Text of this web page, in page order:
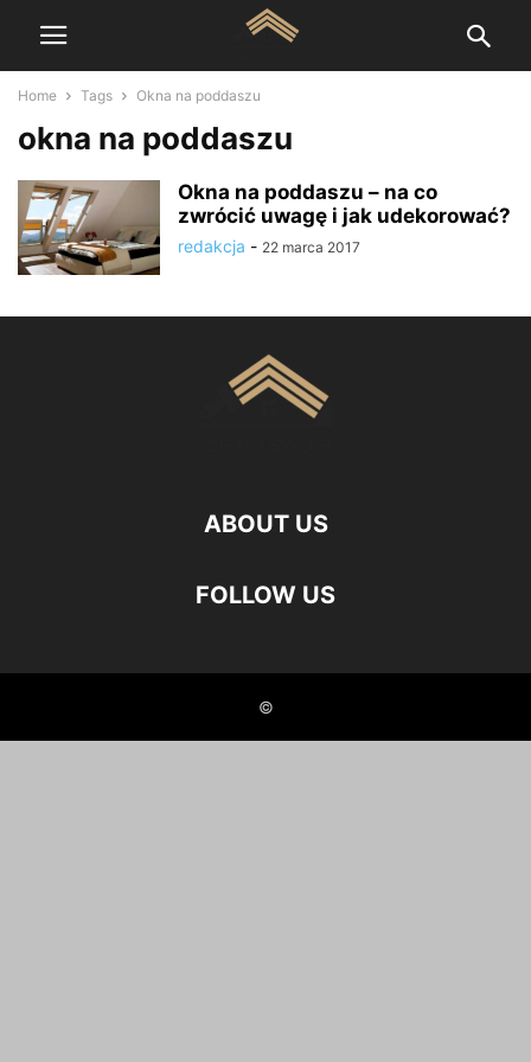
Home Tags Okna na poddaszu
okna na poddaszu
Okna na poddaszu – na co
zwrócić uwagę i jak udekorować?
redakcja - 22 marca 2017
ABOUT US
FOLLOW US
©